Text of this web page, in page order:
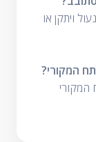
ויתקן או
המקורי?